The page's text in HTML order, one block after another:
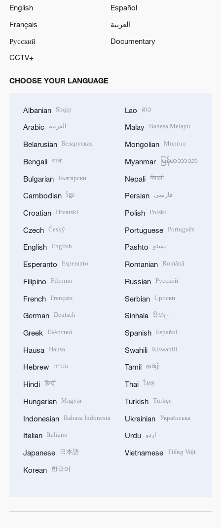
English
Español
Français
العربية
Русский
Documentary
CCTV+
CHOOSE YOUR LANGUAGE
Albanian Shqip
Arabic العربية
Belarusian Беларуская
Bengali বাংলা
Bulgarian Български
Cambodian ខ្មែរ
Croatian Hrvatski
Czech Český
English English
Esperanto Esperanto
Filipino Filipino
French Français
German Deutsch
Greek Ελληνικά
Hausa Hausa
Hebrew עברית
Hindi हिन्दी
Hungarian Magyar
Indonesian Bahasa Indonesia
Italian Italiano
Japanese 日本語
Korean 한국어
Lao ລາວ
Malay Bahasa Melayu
Mongolian Монгол
Myanmar မြန်မာဘာသာ
Nepali नेपाली
Persian فارسی
Polish Polski
Portuguese Português
Pashto پښتو
Romanian Română
Russian Русский
Serbian Српски
Sinhala සිංහල
Spanish Español
Swahili Kiswahili
Tamil தமிழ்
Thai ไทย
Turkish Türkçe
Ukrainian Українська
Urdu اردو
Vietnamese Tiếng Việt